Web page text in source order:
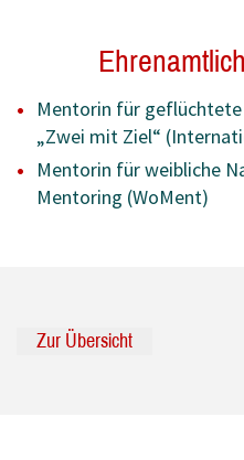
Mentorin für
„Zwei mit Ziel“
Mentorin für weibliche
Mentoring (WoMent)
Zur Übersicht